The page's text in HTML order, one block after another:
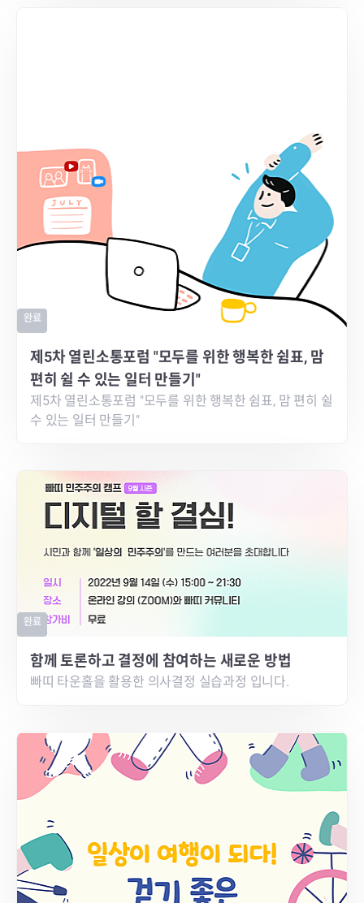
완료
제5차 열린소통포럼 "모두를 위한 행복한 쉼표, 맘
편히 쉴 수 있는 일터 만들기"
제5차 열린소통포럼 "모두를 위한 행복한 쉼표, 맘 편히 쉴
수 있는 일터 만들기"
완료
함께 토론하고 결정에 참여하는 새로운 방법
빠띠 타운홀을 활용한 의사결정 실습과정 입니다.